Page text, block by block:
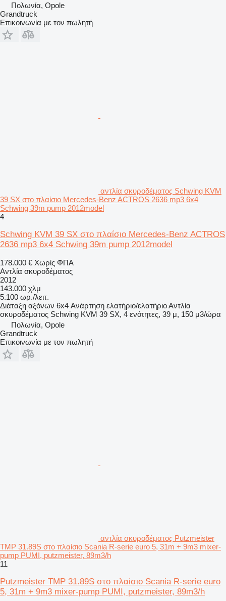
Πολωνία, Opole
Grandtruck
Επικοινωνία με τον πωλητή
αντλία σκυροδέματος Schwing KVM
39 SX στο πλαίσιο Mercedes-Benz ACTROS 2636 mp3 6x4
Schwing 39m pump 2012model
4
Schwing KVM 39 SX στο πλαίσιο Mercedes-Benz ACTROS
2636 mp3 6x4 Schwing 39m pump 2012model
178.000 € Χωρίς ΦΠΑ
Αντλία σκυροδέματος
2012
143.000 χλμ
5.100 ωρ./λειτ.
Διάταξη αξόνων 6x4 Ανάρτηση ελατήριο/ελατήριοΑντλία
σκυροδέματος Schwing KVM 39 SX, 4 ενότητες, 39 μ, 150 μ3/ώρα
Πολωνία, Opole
Grandtruck
Επικοινωνία με τον πωλητή
αντλία σκυροδέματος Putzmeister
TMP 31.89S στο πλαίσιο Scania R-serie euro 5, 31m + 9m3 mixer-
pump PUMI, putzmeister, 89m3/h
11
Putzmeister TMP 31.89S στο πλαίσιο Scania R-serie euro
5, 31m + 9m3 mixer-pump PUMI, putzmeister, 89m3/h